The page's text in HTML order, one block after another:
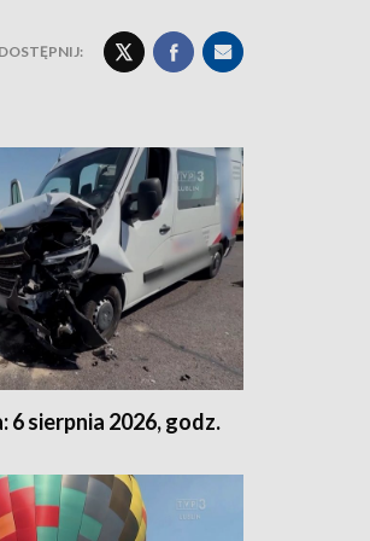
6 sierpnia 2026, godz.